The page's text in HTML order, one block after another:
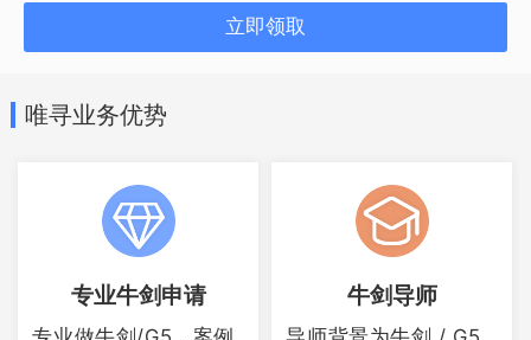
香港浸会大学
基本上雅思要求6或者6.5，单项没有明确
环球市场管理：雅思6.5，小分6金融数
学：雅思6.5，小分6运筹学及商业统计：
雅思6，听力阅读6.5运动与休闲管理：雅
立即领取
唯寻业务优势
专业牛剑申请 牛剑导师